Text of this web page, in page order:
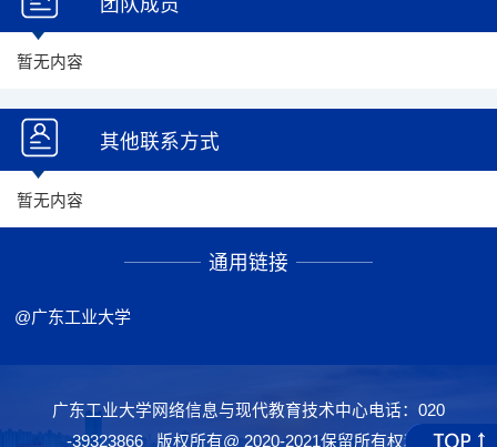
暂无内容
其他联系方式
暂无内容
通用链接
@广东工业大学
广东工业大学网络信息与现代教育技术中心电话：020
-39323866 版权所有@ 2020-2021保留所有权利